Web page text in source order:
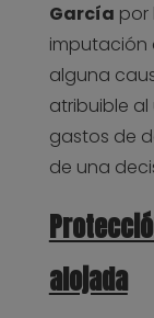
García por
imputación
alguna
atribuible
gastos de
de una
alojada